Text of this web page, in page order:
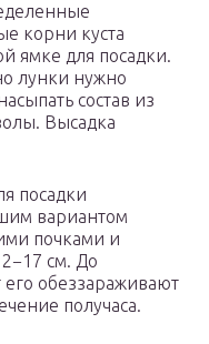
корни куста
ямке для посадки.
лунки нужно
состав из
Высадка
посадки
вариантом
почками и
см. До
обеззараживают
получаса.